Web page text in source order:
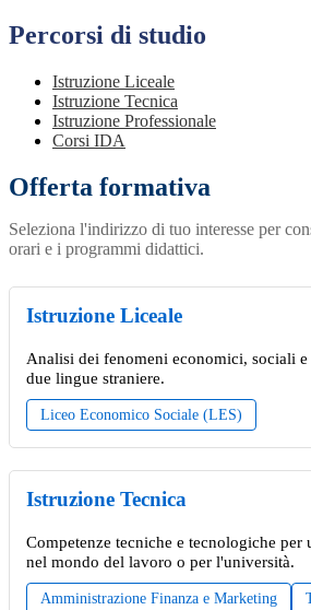
Percorsi di studio
Istruzione Liceale
Istruzione Tecnica
Istruzione Professionale
Corsi IDA
Offerta formativa
Seleziona l'indirizzo di tuo interesse per
orari e i programmi didattici.
Istruzione Liceale
Analisi dei fenomeni economici, sociali
due lingue straniere.
Liceo Economico Sociale (LES)
Istruzione Tecnica
Competenze tecniche e tecnologiche per
nel mondo del lavoro o per l'università.
Amministrazione Finanza e Marketing